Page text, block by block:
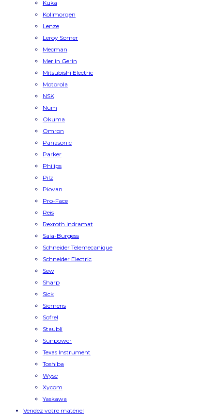
Kuka
Kollmorgen
Lenze
Leroy Somer
Mecman
Merlin Gerin
Mitsubishi Electric
Motorola
NSK
Num
Okuma
Omron
Panasonic
Parker
Philips
Pilz
Piovan
Pro-Face
Reis
Rexroth Indramat
Saia-Burgess
Schneider Telemecanique
Schneider Electric
Sew
Sharp
Sick
Siemens
Sofrel
Staubli
Sunpower
Texas Instrument
Toshiba
Wyse
Xycom
Yaskawa
Vendez votre matériel